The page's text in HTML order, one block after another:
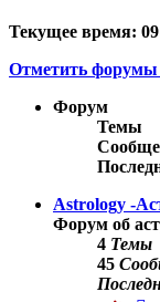
Текущее время: 09
Отметить форумы
Форум
Темы
Astrology -
Форум об
4 Темы
45